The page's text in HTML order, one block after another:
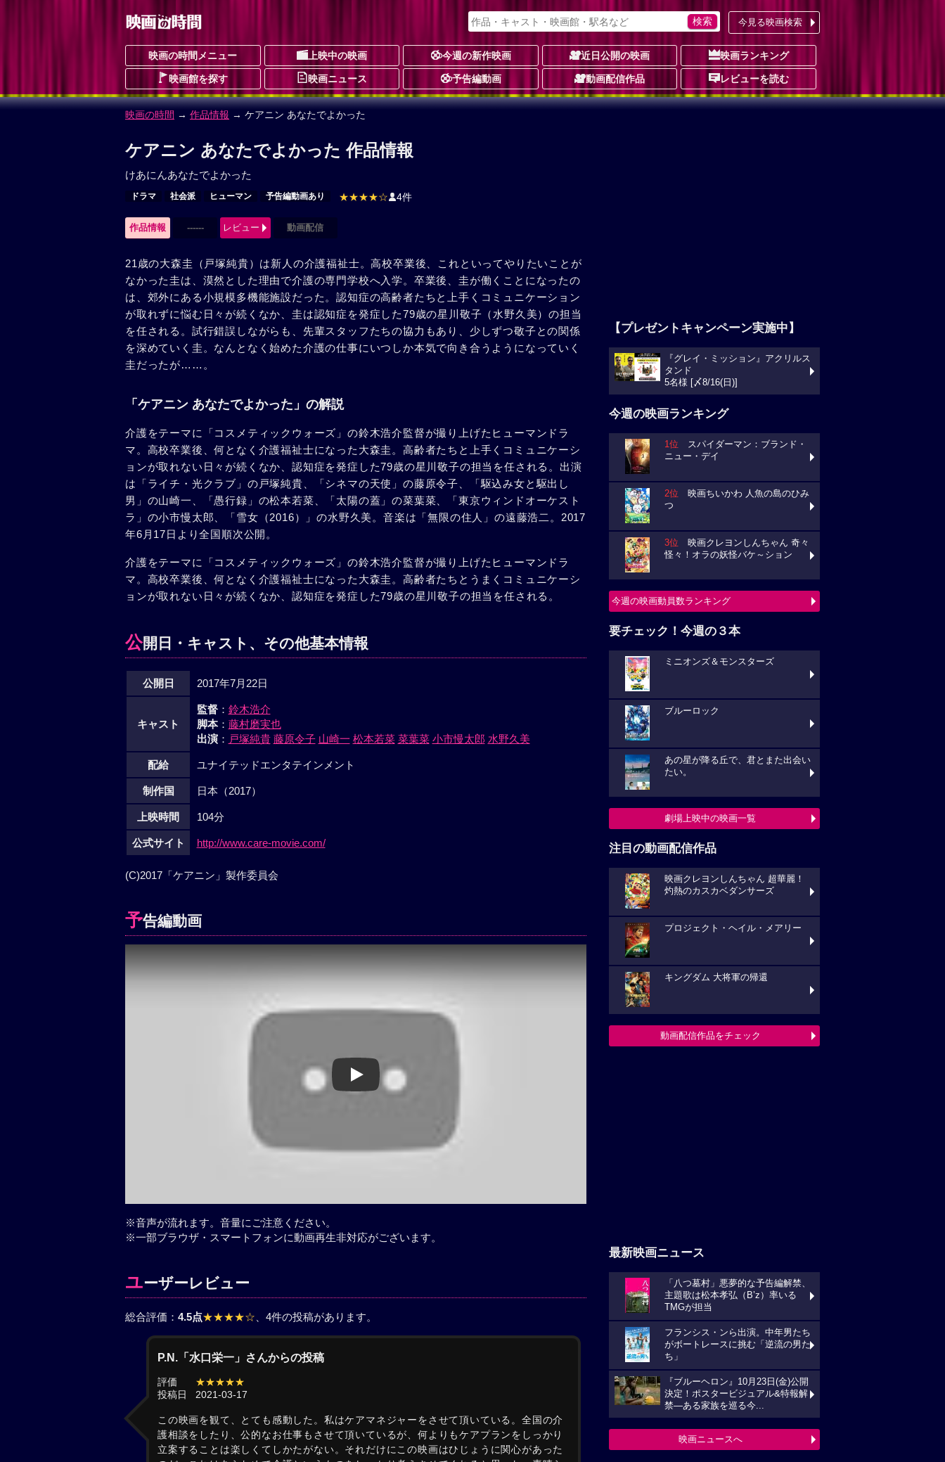
今見る映画検索
映画の時間メニュー 上映中の映画 今週の新作映画 近日公開の映画 映画ランキング
映画館を探す 映画ニュース 予告編動画 動画配信作品 レビューを読む
映画の時間 → 作品情報 → ケアニン あなたでよかった
ケアニン あなたでよかった 作品情報
けあにんあなたでよかった
ドラマ 社会派 ヒューマン 予告編動画あり ★★★★☆ 4件
作品情報 ------ レビュー 動画配信
21歳の大森圭（戸塚純貴）は新人の介護福祉士。高校卒業後、これといってやりたいことが
なかった圭は、漠然とした理由で介護の専門学校へ入学。卒業後、圭が働くことになったの
は、郊外にある小規模多機能施設だった。認知症の高齢者たちと上手くコミュニケーション
が取れずに悩む日々が続くなか、圭は認知症を発症した79歳の星川敬子（水野久美）の担当
を任される。試行錯誤しながらも、先輩スタッフたちの協力もあり、少しずつ敬子との関係
を深めていく圭。なんとなく始めた介護の仕事にいつしか本気で向き合うようになっていく
圭だったが……。
「ケアニン あなたでよかった」の解説
介護をテーマに「コスメティックウォーズ」の鈴木浩介監督が撮り上げたヒューマンドラ
マ。高校卒業後、何となく介護福祉士になった大森圭。高齢者たちと上手くコミュニケーシ
ョンが取れない日々が続くなか、認知症を発症した79歳の星川敬子の担当を任される。出演
は「ライチ・光クラブ」の戸塚純貴、「シネマの天使」の藤原令子、「駆込み女と駆出し
男」の山崎一、「愚行録」の松本若菜、「太陽の蓋」の菜葉菜、「東京ウィンドオーケスト
ラ」の小市慢太郎、「雪女（2016）」の水野久美。音楽は「無限の住人」の遠藤浩二。2017
年6月17日より全国順次公開。
介護をテーマに「コスメティックウォーズ」の鈴木浩介監督が撮り上げたヒューマンドラ
マ。高校卒業後、何となく介護福祉士になった大森圭。高齢者たちとうまくコミュニケーシ
ョンが取れない日々が続くなか、認知症を発症した79歳の星川敬子の担当を任される。
公開日・キャスト、その他基本情報
公開日 2017年7月22日
キャスト
監督： 鈴木浩介
脚本： 藤村磨実也
出演： 戸塚純貴 藤原令子 山崎一 松本若菜 菜葉菜 小市慢太郎 水野久美
配給 ユナイテッドエンタテインメント
制作国 日本（2017）
上映時間 104分
公式サイト http://www.care-movie.com/
(C)2017「ケアニン」製作委員会
予告編動画
Play
※音声が流れます。音量にご注意ください。
※一部ブラウザ・スマートフォンに動画再生非対応がございます。
ユーザーレビュー
総合評価： 4.5点★★★★☆ 、4件の投稿があります。
P.N.「水口栄一」さんからの投稿
評価
★★★★★
投稿日
2021-03-17
この映画を観て、とても感動した。私はケアマネジャーをさせて頂いている。全国の介
護相談をしたり、公的なお仕事もさせて頂いているが、何よりもケアプランをしっかり
立案することは楽しくてしかたがない。それだけにこの映画はひじょうに関心があった
【プレゼントキャンペーン実施中】
『グレイ・ミッション』アクリルス
タンド
5名様 [〆8/16(日)]
今週の映画ランキング
1位 スパイダーマン：ブランド・
ニュー・デイ
2位 映画ちいかわ 人魚の島のひみ
つ
3位 映画クレヨンしんちゃん 奇々
怪々！オラの妖怪バケ～ション
今週の映画動員数ランキング
要チェック！今週の３本
ミニオンズ＆モンスターズ
ブルーロック
あの星が降る丘で、君とまた出会い
たい。
劇場上映中の映画一覧
注目の動画配信作品
映画クレヨンしんちゃん 超華麗！
灼熱のカスカベダンサーズ
プロジェクト・ヘイル・メアリー
キングダム 大将軍の帰還
動画配信作品をチェック
最新映画ニュース
「八つ墓村」悪夢的な予告編解禁、
主題歌は松本孝弘（B’z）率いる
TMGが担当
フランシス・ンら出演。中年男たち
がボートレースに挑む「逆流の男た
ち」
『ブルーヘロン』10月23日(金)公開
決定！ポスタービジュアル&特報解
禁―ある家族を巡る今...
映画ニュースへ